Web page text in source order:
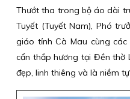
Thướt tha trong bộ áo dài
Tuyết (Tuyết Nam), Phó
giáo tỉnh Cà Mau cùng
cẩn thắp hương tại Đền thờ
đẹp, linh thiêng và là niềm